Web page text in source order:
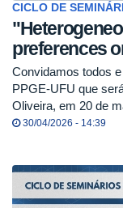
CICLO DE
preferences
Convidamos todos
PPGE-UFU que
Oliveira, em 20 de
30/04/2026 - 14:39